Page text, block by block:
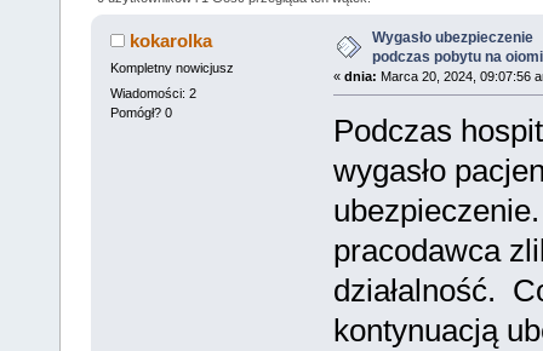
kokarolka
Kompletny nowicjusz
Wiadomości: 2
Pomógł? 0
Wygasło ubezpieczenie
podczas pobytu na
« dnia: Marca 20, 2024, 09:07:56
Podczas
wygasło
pracodawca
działalność.
kontynuacją